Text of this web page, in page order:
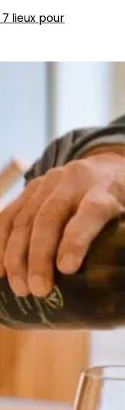
7 lieux pour